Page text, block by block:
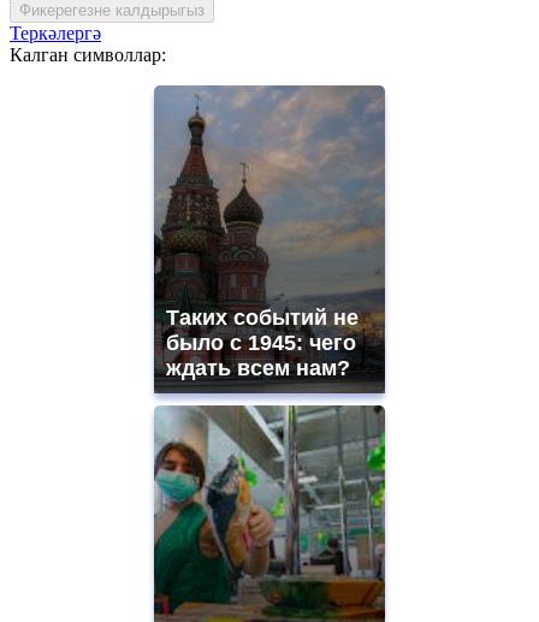
Фикерегезне калдырыгыз
Теркәлергә
Калган символлар:
Таких событий не
было с 1945: чего
ждать всем нам?